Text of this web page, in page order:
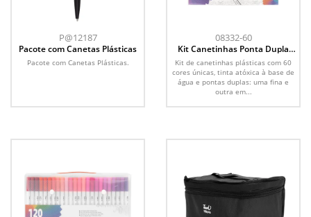
P@12187
Pacote com Canetas Plásticas
Pacote com Canetas Plásticas.
08332-60
Kit Canetinhas Ponta Dupla
Com 60 Cores
Kit de canetinhas plásticas com 60
cores únicas, tinta atóxica à base de
água e pontas duplas: uma fina e
outra em...